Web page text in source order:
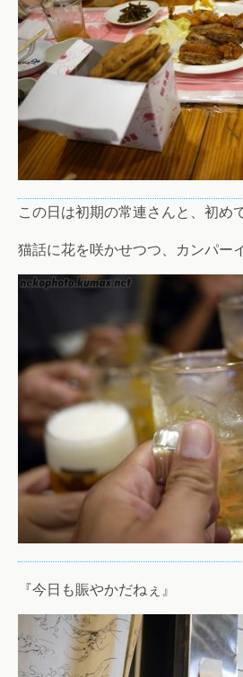
この日は初期の常連さんと、初め
猫話に花を咲かせつつ、カンパー
『今日も賑やかだねぇ』